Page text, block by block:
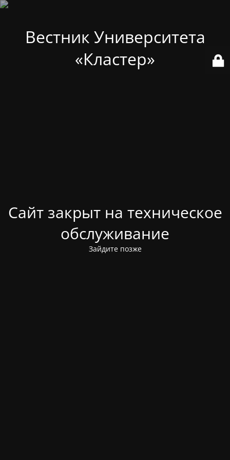
Вестник Университета
«Кластер»
Сайт закрыт на техническое
обслуживание
Зайдите позже